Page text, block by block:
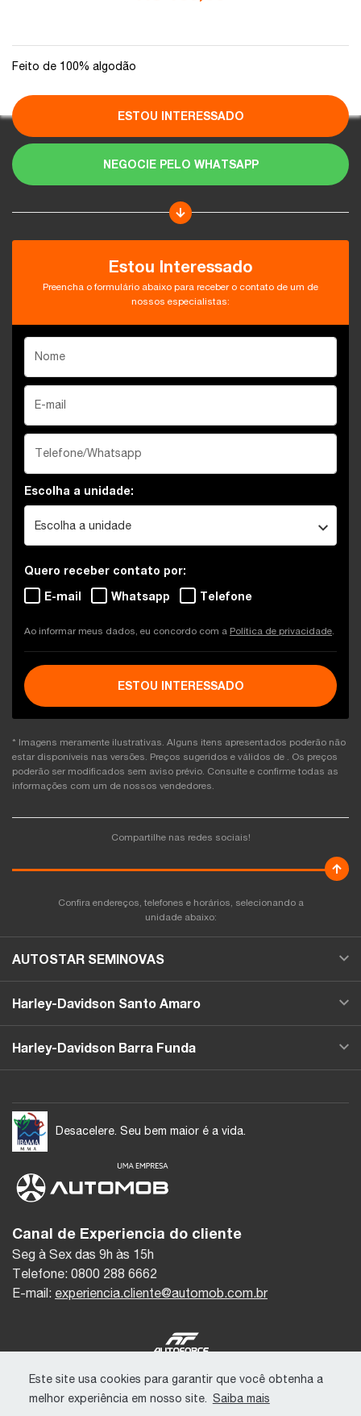
Este site usa cookies para garantir que você obtenha a
melhor experiência em nosso site. Saiba mais
Feito de 100% algodão
ESTOU INTERESSADO
NEGOCIE PELO WHATSAPP
Estou Interessado
Preencha o formulário abaixo para receber o contato de um de
nossos especialistas:
Escolha a unidade:
Escolha a unidade
Quero receber contato por:
E-mail
Whatsapp Telefone
Ao informar meus dados, eu concordo com a Política de privacidade.
ESTOU INTERESSADO
* Imagens meramente ilustrativas. Alguns itens apresentados poderão não
estar disponíveis nas versões. Preços sugeridos e válidos de . Os preços
poderão ser modificados sem aviso prévio. Consulte e confirme todas as
informações com um de nossos vendedores.
Compartilhe nas redes sociais!
Confira endereços, telefones e horários, selecionando a
unidade abaixo:
AUTOSTAR SEMINOVAS
Harley-Davidson Santo Amaro
Harley-Davidson Barra Funda
Desacelere. Seu bem maior é a vida.
Canal de Experiencia do cliente
Seg à Sex das 9h às 15h
Telefone: 0800 288 6662
E-mail: experiencia.cliente@automob.com.br
© Copyright 2026
AutoForce - Todos os direitos reservados.
Como a Autostar trata os Dados Pessoais (LGPD)